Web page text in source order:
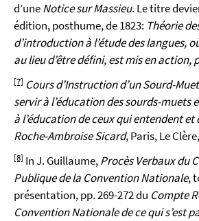
d’uneNotice sur Massieu. Le titre
édition, posthume, de 1823: Théorie
d’introduction à l’étude des langues,
au lieu d’être défini, est mis en action,
[7] Cours d’Instruction d’un Sourd-
servir à l’éducation des sourds-muets
à l’éducation de ceux qui entendent
Roche-Ambroise Sicard, Paris, Le
[8] In J. Guillaume,Procès Verbaux du
Publique de la Convention Nationale,
présentation, pp. 269-272 du Compte
Convention Nationale de ce qui s’est